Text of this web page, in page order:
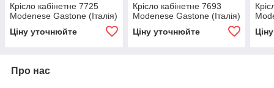
Крісло кабінетне 7725
Modenese Gastone (Італія)
Ціну уточнюйте
Крісло кабінетне 7693
Modenese Gastone (Італія)
Ціну уточнюйте
Про нас